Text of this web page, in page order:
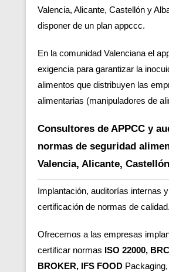
Valencia, Alicante, Castellón y
disponer de un plan appccc.
En la comunidad Valenciana el
exigencia para garantizar la
alimentos que distribuyen las
alimentarias (manipuladores de
Consultores de APPCC y
normas de seguridad
Valencia, Alicante,
Implantación, auditorías internas
certificación de normas de calidad.
Ofrecemos a las empresas
certificar normas ISO 22000,
BROKER, IFS FOOD